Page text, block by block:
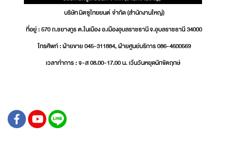
บริษัท มิตซูไทยยนต์ จำกัด (สำนักงานใหญ่)
ที่อยู่ : 570 ถ.ชยางกูร ต.ในเมือง อ.เมืองอุบลราชธานี จ.อุบลราชธานี 34000
โทรศัพท์ : ฝ่ายขาย 045-311884, ฝ่ายศูนย์บริการ 086-4600569
เวลาทำการ : จ-ส 08.00-17.00 น. เว้นวันหยุดนักขัตฤกษ์